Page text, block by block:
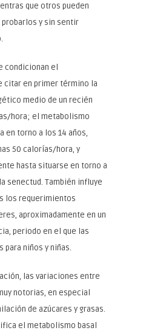
que otros pueden
y sin sentir
condicionan el
citar en primer término la
medio de un recién
hora; el metabolismo
en torno a los 14 años,
50 calorías/hora, y
hasta situarse en torno a
senectud. También influye
los requerimientos
aproximadamente en un
periodo en el que las
para niños y niñas.
las variaciones entre
notorias, en especial
de azúcares y grasas.
el metabolismo basal